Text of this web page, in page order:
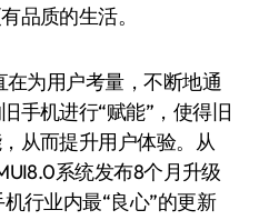
品质的生活。
为用户考量，不断地通
手机进行“赋能”，使得旧
从而提升用户体验。从
系统发布8个月升级
行业内最“良心”的更新